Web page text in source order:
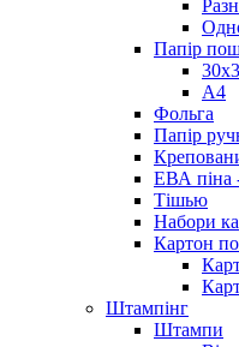
Папір
А4
Фольга
Папір
ЕВА піна
Тішью
Набори
Картон
Штампінг
Штампи